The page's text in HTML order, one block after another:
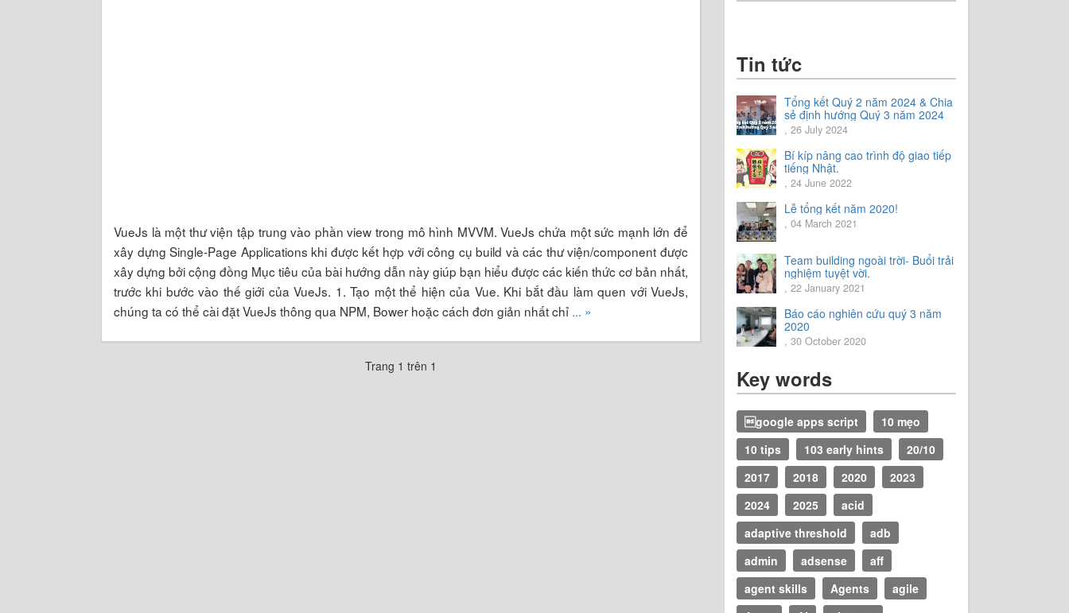
VueJs là một thư viện tập trung vào phần view trong mô hình MVVM. VueJs chứa một sức mạnh lớn để
xây dựng Single-Page Applications khi được kết hợp với công cụ build và các thư viện/component được
xây dựng bởi cộng đồng Mục tiêu của bài hướng dẫn này giúp bạn hiểu được các kiến thức cơ bản nhất,
trước khi bước vào thế giới của VueJs. 1. Tạo một thể hiện của Vue. Khi bắt đầu làm quen với VueJs,
chúng ta có thể cài đặt VueJs thông qua NPM, Bower hoặc cách đơn giản nhất chỉ ... »
Trang 1 trên 1
Tin tức
Tổng kết Quý 2 năm 2024 & Chia
sẻ định hướng Quý 3 năm 2024
, 26 July 2024
Bí kíp nâng cao trình độ giao tiếp
tiếng Nhật.
, 24 June 2022
Lễ tổng kết năm 2020!
, 04 March 2021
Team building ngoài trời- Buổi trải
nghiệm tuyệt vời.
, 22 January 2021
Báo cáo nghiên cứu quý 3 năm
2020
, 30 October 2020
Key words
google apps script
10 mẹo
10 tips
103 early hints
20/10
2017
2018 2020
2023
2024
2025
acid
adaptive threshold
adb
admin
adsense
aff
agent skills
Agents
agile